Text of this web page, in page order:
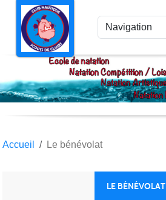
Accueil Le bénévolat
LE BÉNÉVOLAT
Panneau de gestion des cookies